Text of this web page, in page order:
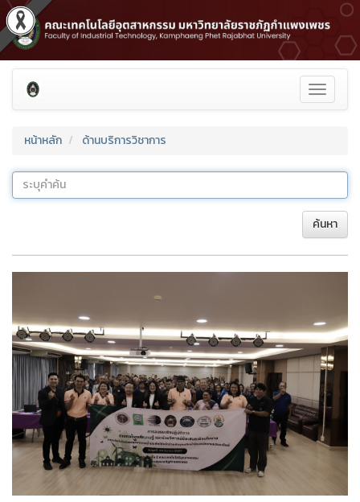
Toggle
หน้าหลัก
ด้านบริการวิชาการ
ค้นหา